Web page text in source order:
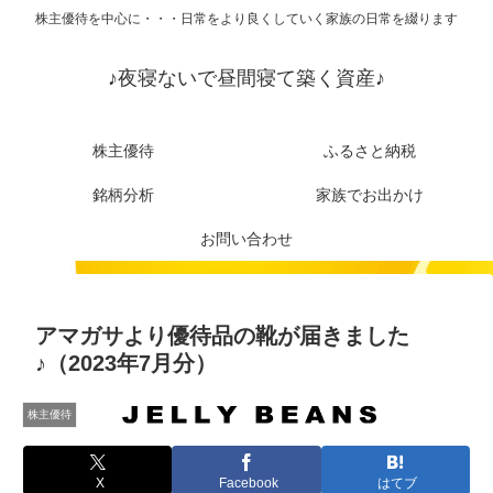
株主優待を中心に・・・日常をより良くしていく家族の日常を綴ります
♪夜寝ないで昼間寝て築く資産♪
株主優待 ふるさと納税
銘柄分析 家族でお出かけ
お問い合わせ
アマガサより優待品の靴が届きました
♪（2023年7月分）
株主優待
X Facebook はてブ